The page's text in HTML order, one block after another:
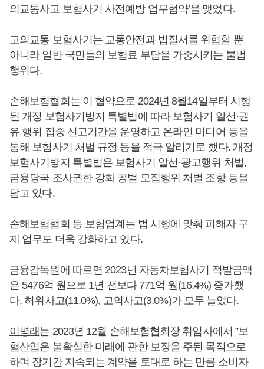
의교통사고 보험사기 사전예방 업무협약’을 맺었다.
고의교통 보험사기는 교통안전과 법질서를 위협할 뿐
아니라 일반 국민들의 보험료 부담을 가중시키는 불법
행위다.
손해보험협회는 이 협약으로 2024년 8월14일부터 시행
된 개정 보험사기방지 특별법에 따라 보험사기 알선·권
유 행위 집중 신고기간을 운영하고 온라인 미디어 등을
통해 보험사기 처벌 규정 등을 적극 알리기로 했다. 개정
보험사기방지 특별법은 보험사기 알선·광고행위 처벌,
금융당국 조사권한 강화 공범 모집행위 처벌 조항 등을
담고 있다.
손해보험협회 등 보험업계는 법 시행에 맞춰 피해자 구
제 업무도 더욱 강화하고 있다.
금융감독원에 따르면 2023년 자동차보험사기 적발금액
은 5476억 원으로 1년 전보다 771억 원(16.4%) 증가했
다. 허위사고(11.0%), 고의사고(3.0%)가 모두 늘었다.
이병래 는 2023년 12월 손해보험협회장 취임사에서 ”보
험산업은 불확실한 미래에 관한 보장을 주된 목적으로
하며 장기간 지속되는 계약을 토대로 하는 만큼 소비자